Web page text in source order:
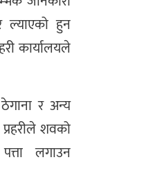
ल्याएको हुन
कार्यालयले
र अन्य
शवको
लगाउन